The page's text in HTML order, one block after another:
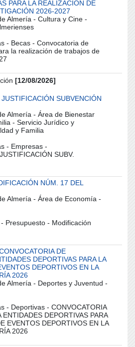
PARA LA REALIZACIÓN DE
2026-2027
Almería - Cultura y Cine -
- Becas - Convocatoria de
la realización de trabajos de
[12/08/2026]
SUBVENCIÓN
Almería - Área de Bienestar
- Servicio Jurídico y
y Familia
- Empresas -
SUBV.
NÚM. 17 DEL
Almería - Área de Economía -
Presupuesto - Modificación
DE
DEPORTIVAS PARA LA
DEPORTIVOS EN LA
2026
Almería - Deportes y Juventud -
- Deportivas - CONVOCATORIA
ENTIDADES DEPORTIVAS PARA
EVENTOS DEPORTIVOS EN LA
2026